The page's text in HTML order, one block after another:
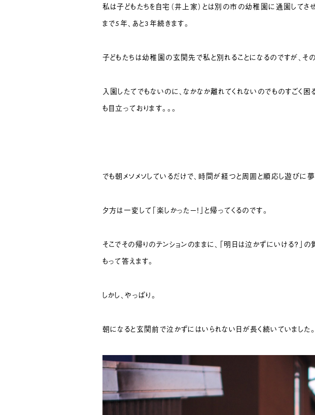
私は子どもたちを自宅（井上家）とは別の市の幼稚園に通園してさ
まで5年、あと3年続きます。
子どもたちは幼稚園の玄関先で私と別れることになるのですが、そ
入園したてでもないのに、なかなか離れてくれないのでものすごく
も目立っております。。。
でも朝メソメソしているだけで、時間が経つと周囲と順応し遊びに
夕方は一変して「楽しかったー！」と帰ってくるのです。
そこでその帰りのテンションのままに、「明日は泣かずにいける？」の
もって答えます。
しかし、やっぱり。
朝になると玄関前で泣かずにはいられない日が長く続いていました。